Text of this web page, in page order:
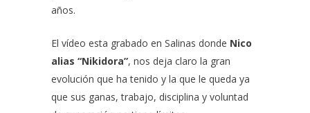
años.
El vídeo esta grabado en Salinas donde Nico
alias “Nikidora”, nos deja claro la gran
evolución que ha tenido y la que le queda ya
que sus ganas, trabajo, disciplina y voluntad